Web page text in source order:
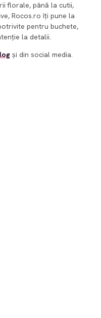
florale, până la cutii,
Rocos.ro îți pune la
pentru buchete,
la detalii.
și din social media.